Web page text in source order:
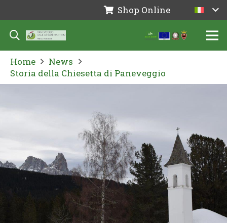
Shop Online
Home
News
Storia della Chiesetta di Paneveggio